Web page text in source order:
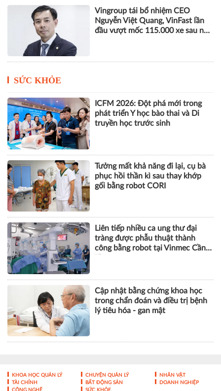
Vingroup tái bổ nhiệm CEO
Nguyễn Việt Quang, VinFast lần
đầu vượt mốc 115.000 xe sau nửa
năm
SỨC KHỎE
ICFM 2026: Đột phá mới trong
phát triển Y học bào thai và Di
truyền học trước sinh
Tưởng mất khả năng đi lại, cụ bà
phục hồi thần kì sau thay khớp
gối bằng robot CORI
Liên tiếp nhiều ca ung thư đại
tràng được phẫu thuật thành
công bằng robot tại Vinmec Cần
Thơ
Cập nhật bằng chứng khoa học
trong chẩn đoán và điều trị bệnh
lý tiêu hóa - gan mật
TÀI CHÍNH
BẤT ĐỘNG SẢN
DOANH NGHIỆP
CÔNG NGHỆ
SỨC KHỎE